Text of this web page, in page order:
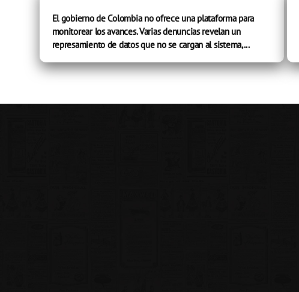
El gobierno de Colombia no ofrece una plataforma para
monitorear los avances. Varias denuncias revelan un
represamiento de datos que no se cargan al sistema,...